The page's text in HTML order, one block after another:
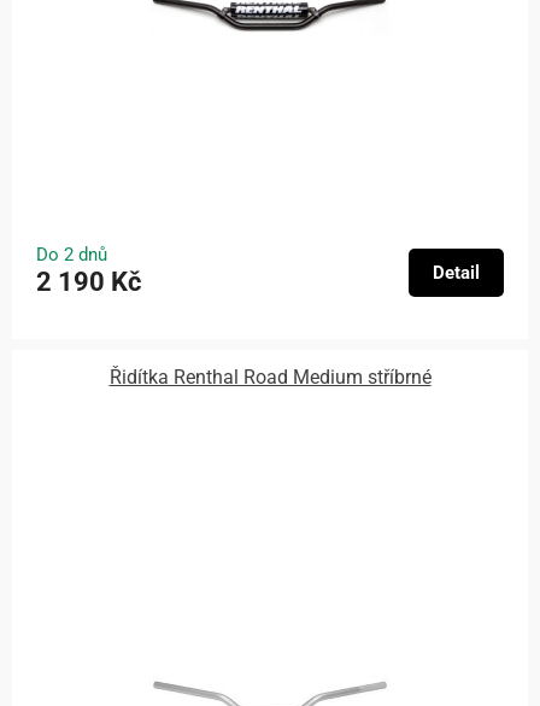
Do 2 dnů
2 190 Kč Detail
Řidítka Renthal Road Medium stříbrné